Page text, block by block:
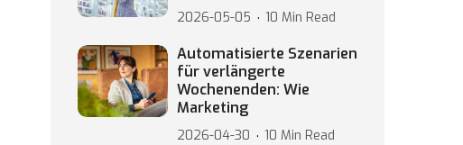
2026-05-05 10 Min Read
Automatisierte Szenarien
für verlängerte
Wochenenden: Wie
Marketing
2026-04-30 10 Min Read